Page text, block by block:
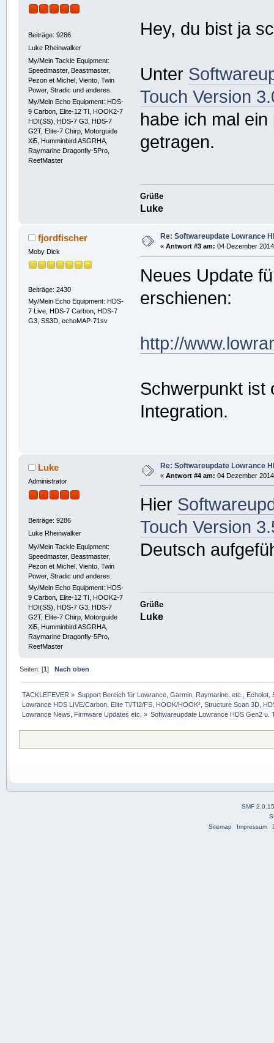
Beiträge: 9286
Luke Rheinwalker
My/Mein Tackle Equipment:
Speedmaster, Beastmaster,
Pezon et Michel, Viento, Twin
Power, Stradic und anderes.
My/Mein Echo Equipment: HDS-
9 Carbon, Elite-12 TI, HOOK2-7
HDI(SS), HDS-7 G3, HDS-7
G2T, Elite-7 Chirp, Motorguide
Xi5, Humminbird ASGRHA,
Raymarine Dragonfly-5Pro,
ReefMaster
Hey, du bist ja
Unter
Touch Version
habe ich mal
getragen.
Grüße
Luke
fjordfischer
Moby Dick
Beiträge: 2430
My/Mein Echo Equipment: HDS-
7 Live, HDS-7 Carbon, HDS-7
G3, SS3D, echoMAP-71sv
Re: Softwareupdate Lowrance
« Antwort #3 am: 04 Dezember
Neues Update
erschienen:
http://
Schwerpunkt ist
Integration.
Luke
Administrator
Beiträge: 9286
Luke Rheinwalker
My/Mein Tackle Equipment:
Speedmaster, Beastmaster,
Pezon et Michel, Viento, Twin
Power, Stradic und anderes.
My/Mein Echo Equipment: HDS-
9 Carbon, Elite-12 TI, HOOK2-7
HDI(SS), HDS-7 G3, HDS-7
G2T, Elite-7 Chirp, Motorguide
Xi5, Humminbird ASGRHA,
Raymarine Dragonfly-5Pro,
ReefMaster
Re: Softwareupdate Lowrance
« Antwort #4 am: 04 Dezember
Hier
Touch Version
Deutsch
Grüße
Luke
Seiten: [1]Nach oben
TACKLEFEVER » Support Bereich für Lowrance, Garmin, Raymarine, etc.,
Lowrance HDS LIVE/Carbon, Elite Ti/TI2/FS, HOOK/HOOK², Structure Scan 3D,
Lowrance News, Firmware Updates etc. » Softwareupdate Lowrance HDS Gen2 u.
SMF 2.0.15
Sitemap
Impressum